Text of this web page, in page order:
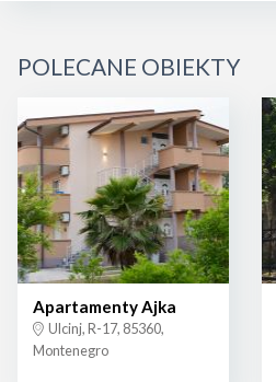
POLECANE OBIEKTY
Apartamenty Ajka
Ulcinj, R-17, 85360,
Montenegro